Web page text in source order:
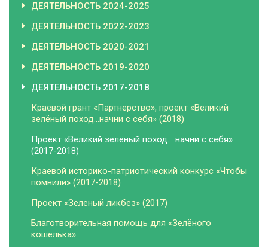
ДЕЯТЕЛЬНОСТЬ 2024-2025
ДЕЯТЕЛЬНОСТЬ 2022-2023
ДЕЯТЕЛЬНОСТЬ 2020-2021
ДЕЯТЕЛЬНОСТЬ 2019-2020
ДЕЯТЕЛЬНОСТЬ 2017-2018
Краевой грант «Партнерство», проект «Великий
зелёный поход…начни с себя» (2018)
Проект «Великий зелёный поход… начни с себя»
(2017-2018)
Краевой историко-патриотический конкурс «Чтобы
помнили» (2017-2018)
Проект «Зеленый ликбез» (2017)
Благотворительная помощь для «Зелёного
кошелька»